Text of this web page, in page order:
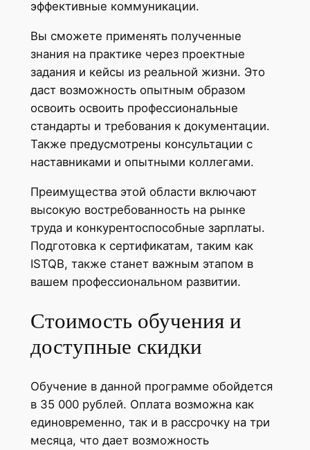
эффективные коммуникации.
Вы сможете применять полученные
знания на практике через проектные
задания и кейсы из реальной жизни. Это
даст возможность опытным образом
освоить освоить профессиональные
стандарты и требования к документации.
Также предусмотрены консультации с
наставниками и опытными коллегами.
Преимущества этой области включают
высокую востребованность на рынке
труда и конкурентоспособные зарплаты.
Подготовка к сертификатам, таким как
ISTQB, также станет важным этапом в
вашем профессиональном развитии.
Стоимость обучения и
доступные скидки
Обучение в данной программе обойдется
в 35 000 рублей. Оплата возможна как
единовременно, так и в рассрочку на три
месяца, что дает возможность